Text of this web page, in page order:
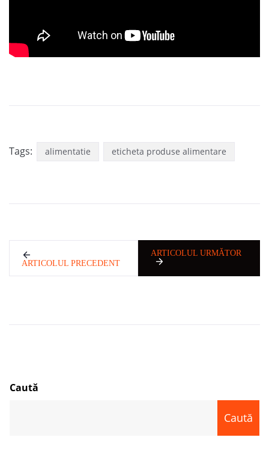
Tags: alimentatie eticheta produse alimentare
ARTICOLUL PRECEDENT
ARTICOLUL URMĂTOR
Caută
Caută